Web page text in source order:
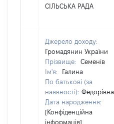
СІЛЬСЬКА РАДА
Джерело доходу:
Громадянин України
Прізвище:
Семенів
Ім'я:
Галина
По батькові (за
наявності): Федорівна
Дата народження:
[Конфіденційна
інформація]